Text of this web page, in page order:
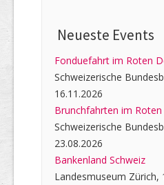
Neueste Events
Fonduefahrt im Roten
Schweizerische
16.11.2026
Brunchfahrten im
Schweizerische
23.08.2026
Bankenland Schweiz
Landesmuseum Zürich,